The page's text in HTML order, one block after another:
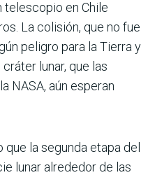
telescopio en Chile
La colisión, que no fue
peligro para la Tierra y
lunar, que las
NASA, aún esperan
la segunda etapa del
lunar alrededor de las